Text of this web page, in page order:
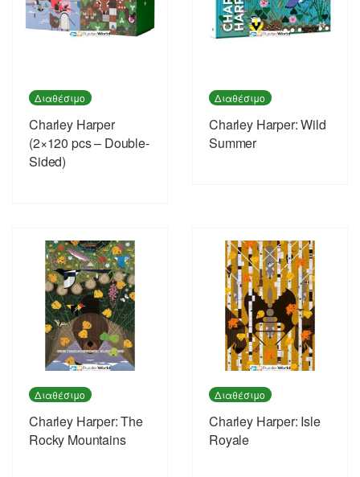
Διαθέσιμο
Charley Harper
(2×120 pcs – Double-
Sided)
Διαθέσιμο
Charley Harper: Wild
Summer
Διαθέσιμο
Charley Harper: The
Rocky Mountains
Διαθέσιμο
Charley Harper: Isle
Royale